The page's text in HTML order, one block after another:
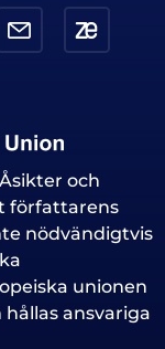
och
författarens
nödvändigtvis
unionen
ansvariga